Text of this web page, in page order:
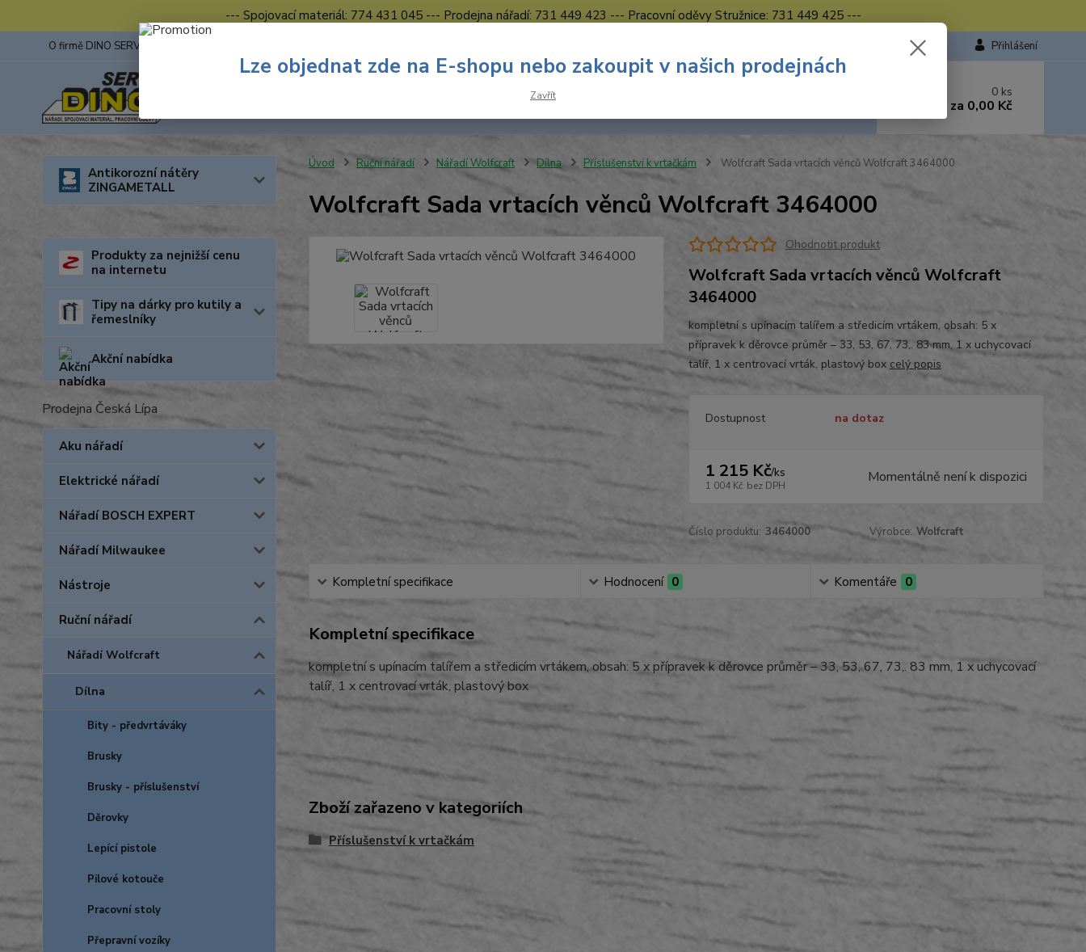
--- Spojovací materiál: 774 431 045 --- Prodejna nářadí: 731 449 423 --- Pracovní oděvy Stružnice: 731 449 425 ---
O firmě DINO SERVIS s.r.o. Přihlášení
Hledat
Nevíte si rady? Zavolejte.
0 ks
za 0,00 Kč
Antikorozní nátěry
ZINGAMETALL
Produkty za nejnižší cenu
na internetu
Tipy na dárky pro kutily a
řemeslníky
Akční nabídka
Prodejna Česká Lípa
Aku nářadí
Elektrické nářadí
Nářadí BOSCH EXPERT
Nářadí Milwaukee
Nástroje
Ruční nářadí
Nářadí Wolfcraft
Dílna
Bity - předvrtáváky
Brusky
Brusky - příslušenství
Děrovky
Lepící pistole
Pilové kotouče
Pracovní stoly
Přepravní vozíky
Úvod Ruční nářadí Nářadí Wolfcraft Dílna Příslušenství k vrtačkám Wolfcraft Sada vrtacích věnců Wolfcraft 3464000
Wolfcraft Sada vrtacích věnců Wolfcraft 3464000
Ohodnotit produkt
Wolfcraft Sada vrtacích věnců Wolfcraft
3464000
kompletní s upínacím talířem a středicím vrtákem, obsah: 5 x
přípravek k děrovce průměr – 33, 53, 67, 73,. 83 mm, 1 x uchycovací
talíř, 1 x centrovací vrták, plastový box celý popis
Dostupnost na dotaz
1 215 Kč/ks
1 004 Kč bez DPH Momentálně není k dispozici
Číslo produktu: 3464000 Výrobce: Wolfcraft
Kompletní specifikace Hodnocení 0 Komentáře 0
Kompletní specifikace
kompletní s upínacím talířem a středicím vrtákem, obsah: 5 x přípravek k děrovce průměr – 33, 53, 67, 73,. 83 mm, 1 x uchycovací
talíř, 1 x centrovací vrták, plastový box
Zboží zařazeno v kategoriích
Příslušenství k vrtačkám
Lze objednat zde na E-shopu nebo zakoupit v našich prodejnách
Zavřít